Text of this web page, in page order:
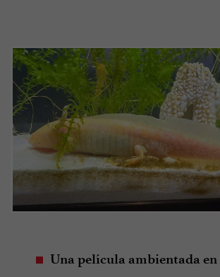
Una película ambientada